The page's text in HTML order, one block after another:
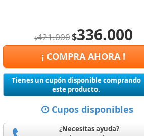
$421.000$336.000
¡ COMPRA AHORA !
Tienes un cupón disponible comprando
este producto.
Cupos disponibles
¿Necesitas ayuda?